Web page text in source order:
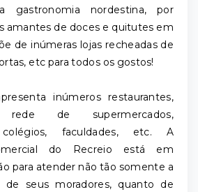
gastronomia nordestina, por
amantes de doces e quitutes em
de inúmeras lojas recheadas de
etc para todos os gostos!
inúmeros restaurantes,
de supermercados,
colégios, faculdades, etc. A
do Recreio está em
para atender não tão somente a
de seus moradores, quanto de